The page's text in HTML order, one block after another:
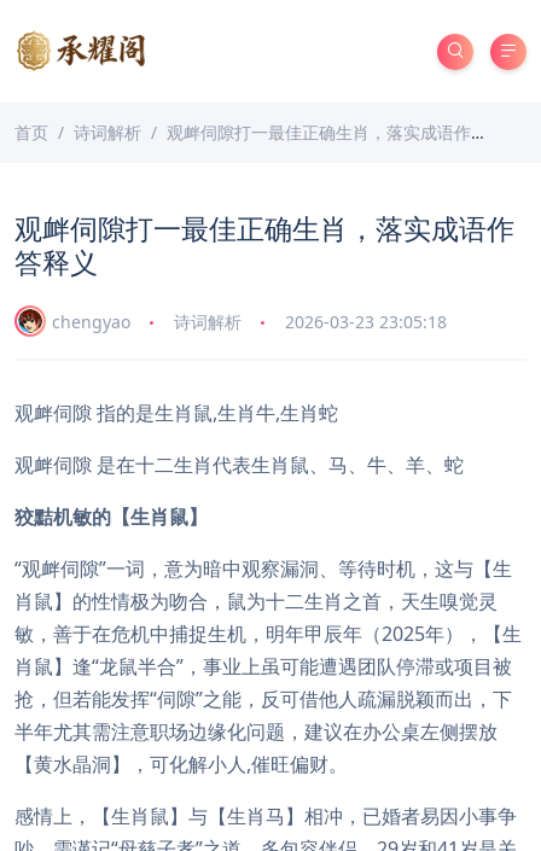
首页 诗词解析 观衅伺隙打一最佳正确生肖，落实成语作答释义
观衅伺隙打一最佳正确生肖，落实成语作
答释义
chengyao 诗词解析 2026-03-23 23:05:18
观衅伺隙 指的是生肖鼠,生肖牛,生肖蛇
观衅伺隙 是在十二生肖代表生肖鼠、马、牛、羊、蛇
狡黠机敏的【生肖鼠】
“观衅伺隙”一词，意为暗中观察漏洞、等待时机，这与【生
肖鼠】的性情极为吻合，鼠为十二生肖之首，天生嗅觉灵
敏，善于在危机中捕捉生机，明年甲辰年（2025年），【生
肖鼠】逢“龙鼠半合”，事业上虽可能遭遇团队停滞或项目被
抢，但若能发挥“伺隙”之能，反可借他人疏漏脱颖而出，下
半年尤其需注意职场边缘化问题，建议在办公桌左侧摆放
【黄水晶洞】，可化解小人,催旺偏财。
感情上，【生肖鼠】与【生肖马】相冲，已婚者易因小事争